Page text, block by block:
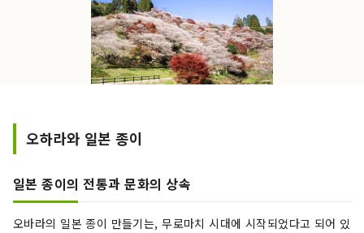
오하라와 일본 종이
일본 종이의 전통과 문화의 상속
오바라의 일본 종이 만들기는, 무로마치 시대에 시작되었다고 되어 있